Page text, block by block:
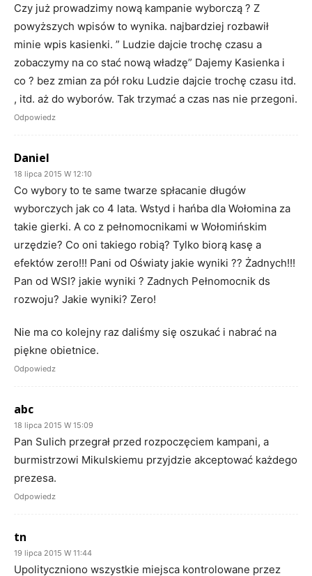
Czy już prowadzimy nową kampanie wyborczą ? Z
powyższych wpisów to wynika. najbardziej rozbawił
minie wpis kasienki. ” Ludzie dajcie trochę czasu a
zobaczymy na co stać nową władzę” Dajemy Kasienka i
co ? bez zmian za pół roku Ludzie dajcie trochę czasu itd.
, itd. aż do wyborów. Tak trzymać a czas nas nie przegoni.
Odpowiedz
Daniel
18 lipca 2015 W 12:10
Co wybory to te same twarze spłacanie długów
wyborczych jak co 4 lata. Wstyd i hańba dla Wołomina za
takie gierki. A co z pełnomocnikami w Wołomińskim
urzędzie? Co oni takiego robią? Tylko biorą kasę a
efektów zero!!! Pani od Oświaty jakie wyniki ?? Żadnych!!!
Pan od WSI? jakie wyniki ? Zadnych Pełnomocnik ds
rozwoju? Jakie wyniki? Zero!
Nie ma co kolejny raz daliśmy się oszukać i nabrać na
piękne obietnice.
Odpowiedz
abc
18 lipca 2015 W 15:09
Pan Sulich przegrał przed rozpoczęciem kampani, a
burmistrzowi Mikulskiemu przyjdzie akceptować każdego
prezesa.
Odpowiedz
tn
19 lipca 2015 W 11:44
Upolityczniono wszystkie miejsca kontrolowane przez